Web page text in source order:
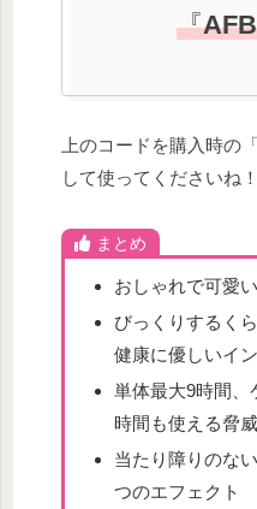
『
上のコードを購入時の
して使ってくださいね！
まとめ
おしゃれで可愛
びっくりするく
健康に優しいイ
単体最大9時間、
時間も使える脅
当たり障りのな
つのエフェクト